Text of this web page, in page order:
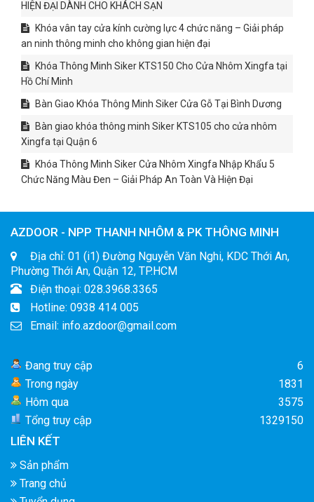
HIỆN ĐẠI DÀNH CHO KHÁCH SẠN
Khóa vân tay cửa kính cường lực 4 chức năng – Giải pháp
an ninh thông minh cho không gian hiện đại
Khóa Thông Minh Siker KTS150 Cho Cửa Nhôm Xingfa tại
Hồ Chí Minh
Bàn Giao Khóa Thông Minh Siker Cửa Gỗ Tại Bình Dương
Bàn giao khóa thông minh Siker KTS105 cho cửa nhôm
Xingfa tại Quận 6
Khóa Thông Minh Siker Cửa Nhôm Xingfa Nhập Khẩu 5
Chức Năng Màu Đen – Giải Pháp An Toàn Và Hiện Đại
AZDOOR - NPP THANH NHÔM & PK THÔNG MINH
Địa chỉ: 01 (i1) Đường Nguyễn Văn Nghi, KDC Thới An,
Phường Thới An, Quận 12, TP.HCM
Điện thoại: 028.3968.3365
Hotline: 0938 414 005
Email: info.azdoor@gmail.com
Đang truy cập
6
Trong ngày
1831
Hôm qua
3575
Tổng truy cập
1329150
LIÊN KẾT
Sản phẩm
Trang chủ